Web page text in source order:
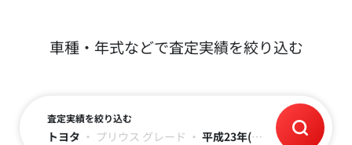
車種・年式などで査定実績を絞り込む
査定実績を絞り込む
トヨタ ・ プリウス グレード ・ 平成23年(2011) ・走行距離